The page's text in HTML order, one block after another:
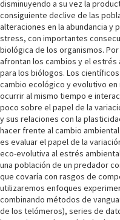
disminuyendo a su vez la
consiguiente declive de las
alteraciones en la abundancia y
stress, con importantes
biológica de los organismos.
afrontan los cambios y el
para los biólogos. Los
cambio ecológico y evolutivo
ocurrir al mismo tiempo e
poco sobre el papel de la
y sus relaciones con la
hacer frente al cambio
es evaluar el papel de la
eco-evolutiva al estrés
una población de un predador
que covaría con rasgos de
utilizaremos enfoques
combinando métodos de
de los telómeros), series de